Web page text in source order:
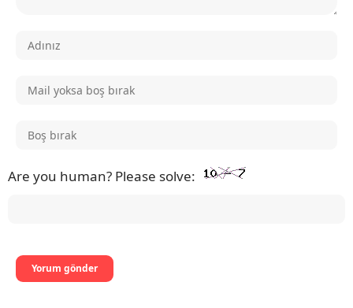
Are you human? Please solve: